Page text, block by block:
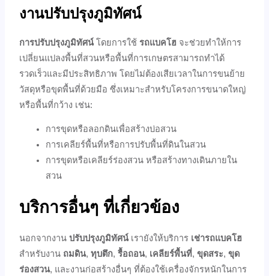
งานปรับปรุงภูมิทัศน์
การปรับปรุงภูมิทัศน์โดยการใช้รถแบคโฮ จะช่วยทำให้การ
เปลี่ยนแปลงพื้นที่สวนหรือพื้นที่การเกษตรสามารถทำได้
รวดเร็วและมีประสิทธิภาพ โดยไม่ต้องเสียเวลาในการขนย้าย
วัสดุหรือขุดพื้นที่ด้วยมือ ซึ่งเหมาะสำหรับโครงการขนาดใหญ่
หรือพื้นที่กว้าง เช่น:
การขุดหรือลอกดินเพื่อสร้างบ่อสวน
การเคลียร์พื้นที่หรือการปรับพื้นที่ดินในสวน
การขุดหรือเคลียร์ร่องสวน หรือสร้างทางเดินภายใน
สวน
บริการอื่นๆ ที่เกี่ยวข้อง
นอกจากงานปรับปรุงภูมิทัศน์เรายังให้บริการ เช่ารถแบคโฮ
สำหรับงาน ถมดิน,ทุบตึก,รื้อถอน, เคลียร์พื้นที่,ขุดสระ,ขุด
ร่องสวน, และงานก่อสร้างอื่นๆ ที่ต้องใช้เครื่องจักรหนักในการ